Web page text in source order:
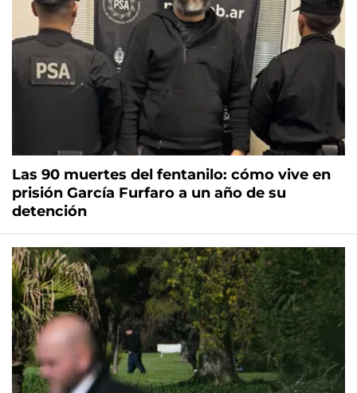
Las 90 muertes del fentanilo: cómo vive en
prisión García Furfaro a un año de su
detención